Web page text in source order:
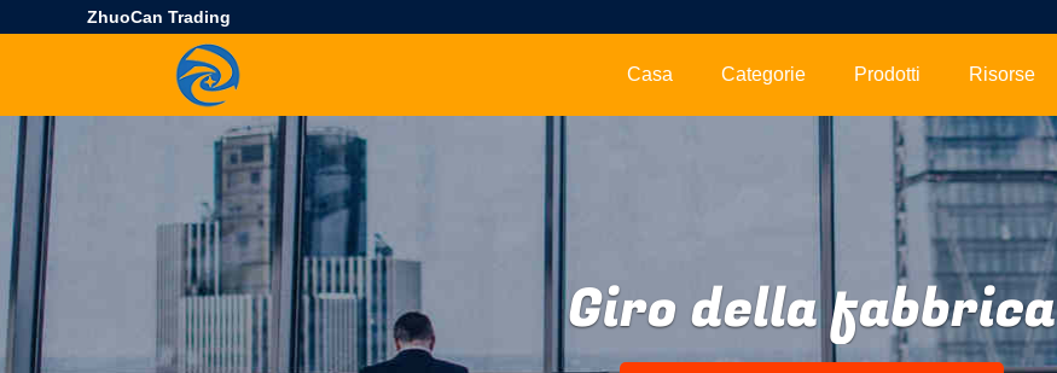
ZhuoCan Trading
Casa Categorie Prodotti Risorse
Giro della fabbrica